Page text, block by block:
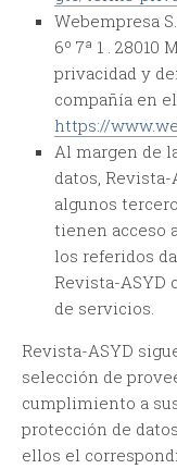
Webempresa
6º 7ª 1 .
privacidad y
compañía en
https://
Al margen de
datos,
algunos
tienen acceso
los referidos
Revista-ASYD
de servicios.
Revista-ASYD
selección de
cumplimiento a
protección de
ellos el